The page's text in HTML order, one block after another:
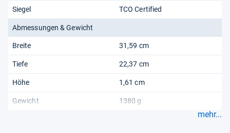
Siegel TCO Certified
Abmessungen & Gewicht
Breite 31,59 cm
Tiefe 22,37 cm
Höhe 1,61 cm
Gewicht 1380 g
mehr...